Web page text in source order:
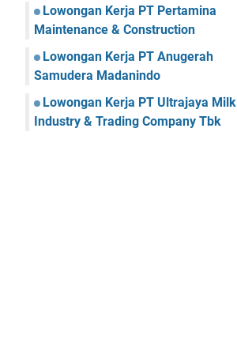
Lowongan Kerja PT Pertamina
Maintenance & Construction
Lowongan Kerja PT Anugerah
Samudera Madanindo
Lowongan Kerja PT Ultrajaya Milk
Industry & Trading Company Tbk